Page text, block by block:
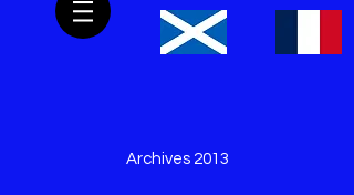
Archives 2013